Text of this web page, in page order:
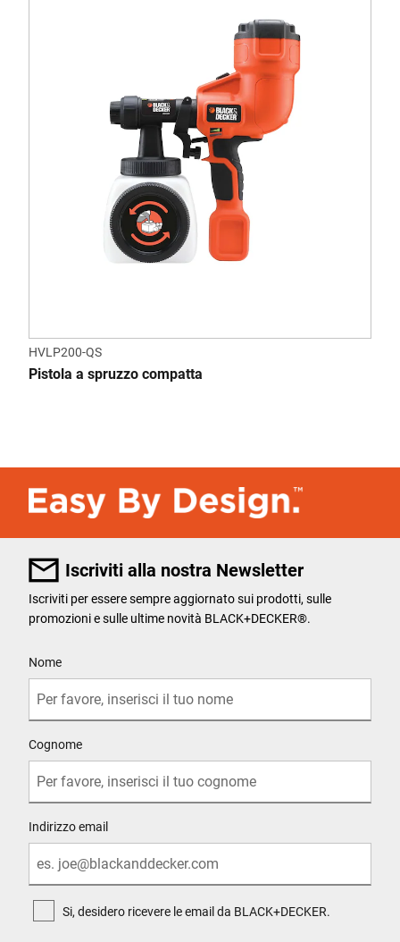
HVLP200-QS
Pistola a spruzzo compatta
Iscriviti alla nostra Newsletter
Iscriviti per essere sempre aggiornato sui prodotti, sulle
promozioni e sulle ultime novità BLACK+DECKER®.
Nome
Cognome
Indirizzo email
Si, desidero ricevere le email da BLACK+DECKER.